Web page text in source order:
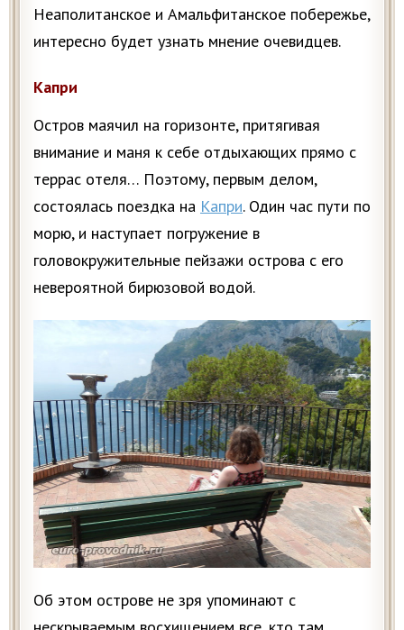
Неаполитанское и Амальфитанское побережье,
интересно будет узнать мнение очевидцев.
Капри
Остров маячил на горизонте, притягивая
внимание и маня к себе отдыхающих прямо с
террас отеля… Поэтому, первым делом,
состоялась поездка на Капри. Один час пути по
морю, и наступает погружение в
головокружительные пейзажи острова с его
невероятной бирюзовой водой.
Об этом острове не зря упоминают с